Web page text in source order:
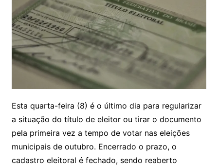
Esta quarta-feira (8) é o último dia para regularizar
a situação do título de eleitor ou tirar o documento
pela primeira vez a tempo de votar nas eleições
municipais de outubro. Encerrado o prazo, o
cadastro eleitoral é fechado, sendo reaberto